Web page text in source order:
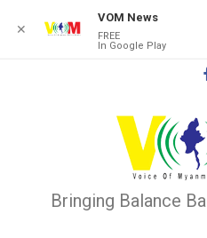
Bringing Balance
✕
VOM News
FREE
In Google Play